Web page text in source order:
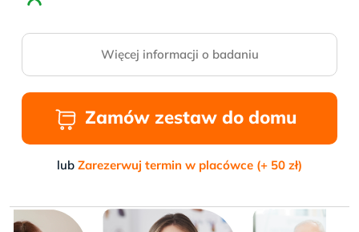
Więcej informacji o badaniu
Zamów zestaw do domu
lub Zarezerwuj termin w placówce (+ 50 zł)